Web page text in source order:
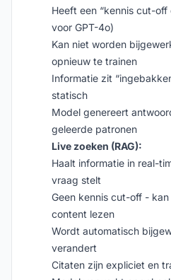
Heeft een “kennis cut-
voor GPT-4o)
Kan niet worden
opnieuw te trainen
Informatie zit
statisch
Model genereert
geleerde patronen
Live zoeken (RAG):
Haalt informatie in real-
vraag stelt
Geen kennis cut-off -
content lezen
Wordt automatisch
verandert
Citaten zijn expliciet en